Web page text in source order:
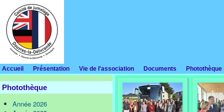
Accueil Présentation Vie de l'association Documents Photothèque
Photothèque
Année 2026